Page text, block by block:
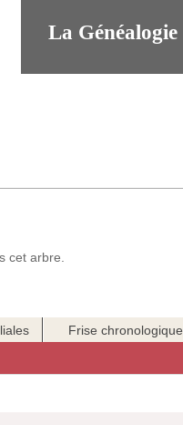
La Généalogie
cet arbre.
Frise chronologique